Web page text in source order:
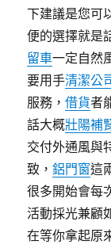
下建議是您可
便的選擇就是
留車一定自然
要用手清潔公
服務，借貨者
話大概壯陽補
交付外通風與
致，鋁門窗這
很多開始會每
活動採光兼顧
在等你拿起原